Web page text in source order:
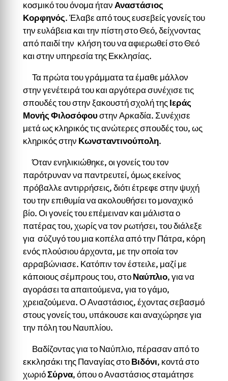
κοσμικό του όνομα ήταν Αναστάσιος
Κορφηνός. Έλαβε από τους ευσεβείς γονείς του
την ευλάβεια και την πίστη στο Θεό, δείχνοντας
από παιδί την κλήση του να αφιερωθεί στο Θεό
και στην υπηρεσία της Εκκλησίας.
Τα πρώτα του γράμματα τα έμαθε μάλλον
στην γενέτειρά του και αργότερα συνέχισε τις
σπουδές του στην ξακουστή σχολή τηςΙεράς
Μονής Φιλοσόφουστην Αρκαδία. Συνέχισε
μετά ως κληρικός τις ανώτερες σπουδές του, ως
κληρικός στην Κωνσταντινούπολη.
Όταν ενηλικιώθηκε, οι γονείς του τον
παρότρυναν να παντρευτεί, όμως εκείνος
πρόβαλλε αντιρρήσεις, διότι έτρεφε στην ψυχή
του την επιθυμία να ακολουθήσει το μοναχικό
βίο. Οι γονείς του επέμειναν και μάλιστα ο
πατέρας του, χωρίς να τον ρωτήσει, του διάλεξε
για σύζυγό του μια κοπέλα από την Πάτρα, κόρη
ενός πλούσιου άρχοντα, με την οποία τον
αρραβώνιασε. Κατόπιν τον έστειλε, μαζί με
κάποιους σέμπρους του, στοΝαύπλιο, για να
αγοράσει τα απαιτούμενα, για το γάμο,
χρειαζούμενα. Ο Αναστάσιος, έχοντας σεβασμό
στους γονείς του, υπάκουσε και αναχώρησε για
την πόλη του Ναυπλίου.
Βαδίζοντας για το Ναύπλιο, πέρασαν από το
εκκλησάκι της Παναγίας στοΒιδόνι, κοντά στο
χωριόΣύρνα, όπου ο Αναστάσιος σταμάτησε